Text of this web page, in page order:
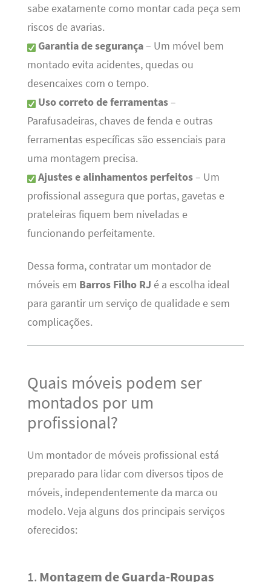
sabe exatamente como montar cada peça sem
riscos de avarias.
Garantia de segurança– Um móvel bem
montado evita acidentes, quedas ou
desencaixes com o tempo.
Uso correto de ferramentas–
Parafusadeiras, chaves de fenda e outras
ferramentas específicas são essenciais para
uma montagem precisa.
Ajustes e alinhamentos perfeitos– Um
profissional assegura que portas, gavetas e
prateleiras fiquem bem niveladas e
funcionando perfeitamente.
Dessa forma, contratar um montador de
móveis em Barros Filho RJ é a escolha ideal
para garantir um serviço de qualidade e sem
complicações.
Quais móveis podem ser
montados por um
profissional?
Um montador de móveis profissional está
preparado para lidar com diversos tipos de
móveis, independentemente da marca ou
modelo. Veja alguns dos principais serviços
oferecidos:
1. Montagem de Guarda-Roupas